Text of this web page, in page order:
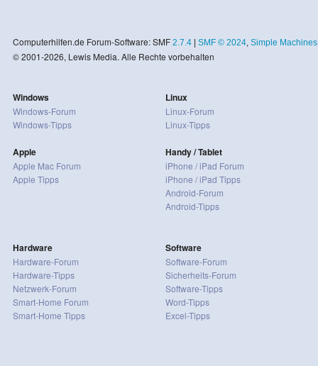
Computerhilfen.de Forum-Software: SMF 2.7.4| SMF © 2024, Simple Machines
© 2001-2026, Lewis Media. Alle Rechte vorbehalten
Windows
Windows-Forum
Windows-Tipps
Apple
Apple Mac Forum
Apple Tipps
Linux
Linux-Forum
Linux-Tipps
Handy / Tablet
iPhone / iPad Forum
iPhone / iPad Tipps
Android-Forum
Android-Tipps
Hardware
Hardware-Forum
Hardware-Tipps
Netzwerk-Forum
Smart-Home Forum
Smart-Home Tipps
Software
Software-Forum
Sicherheits-Forum
Software-Tipps
Word-Tipps
Excel-Tipps